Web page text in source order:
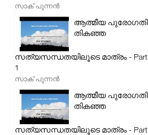
സാക് പുന്നൻ
ആത്മീയ പുരോഗതി
തികഞ്ഞ
സത്യസന്ധതയിലൂടെ മാത്രം - Part
1
സാക് പുന്നൻ
ആത്മീയ പുരോഗതി
തികഞ്ഞ
സത്യസന്ധതയിലൂടെ മാത്രം - Part